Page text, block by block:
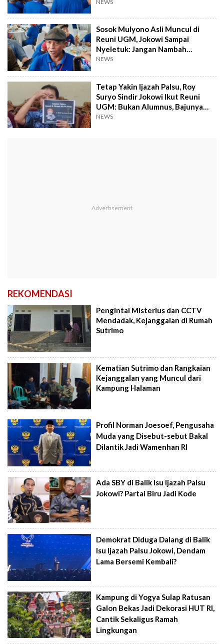
NEWS
Sosok Mulyono Asli Muncul di
Reuni UGM, Jokowi Sampai
Nyeletuk: Jangan Nambah
Masalah!
NEWS
Tetap Yakin Ijazah Palsu, Roy
Suryo Sindir Jokowi Ikut Reuni
UGM: Bukan Alumnus, Bajunya
Beda!
NEWS
REKOMENDASI
Pengintai Misterius dan CCTV
Mendadak, Kejanggalan di Rumah
Sutrimo
Kematian Sutrimo dan Rangkaian
Kejanggalan yang Muncul dari
Kampung Halaman
Profil Norman Joesoef, Pengusaha
Muda yang Disebut-sebut Bakal
Dilantik Jadi Wamenhan RI
Ada SBY di Balik Isu Ijazah Palsu
Jokowi? Partai Biru Jadi Kode
Demokrat Diduga Dalang di Balik
Isu Ijazah Palsu Jokowi, Dendam
Lama Bersemi Kembali?
Kampung di Yogya Sulap Ratusan
Galon Bekas Jadi Dekorasi HUT RI,
Cantik Sekaligus Ramah
Lingkungan